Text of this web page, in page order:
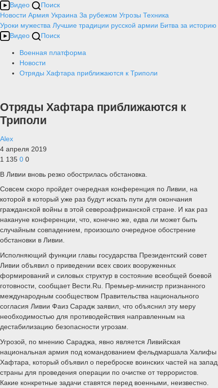
Видео
Поиск
Новости Армия Украина За рубежом Угрозы Техника
Уроки мужества Лучшие традиции русской армии Битва за историю
Видео
Поиск
Военная платформа
Новости
Отряды Хафтара приближаются к Триполи
Отряды Хафтара приближаются к
Триполи
Alex
4 апреля 2019
1 135 0 0
В Ливии вновь резко обострилась обстановка.
Совсем скоро пройдет очередная конференция по Ливии, на
которой в который уже раз будут искать пути для окончания
гражданской войны в этой североафриканской стране. И как раз
накануне конференции, что, конечно же, едва ли может быть
случайным совпадением, произошло очередное обострение
обстановки в Ливии.
Исполняющий функции главы государства Президентский совет
Ливии объявил о приведении всех своих вооруженных
формирований и силовых структур в состояние всеобщей боевой
готовности, сообщает Вести.Ru. Премьер-министр признанного
международным сообществом Правительства национального
согласия Ливии Фаиз Сарадж заявил, что объяснил эту меру
необходимостью для противодействия направленным на
дестабилизацию безопасности угрозам.
Угрозой, по мнению Сараджа, явно является Ливийская
национальная армия под командованием фельдмаршала Халифы
Хафтара, который объявил о переброске воинских частей на запад
страны для проведения операции по очистке от террористов.
Какие конкретные задачи ставятся перед военными, неизвестно.